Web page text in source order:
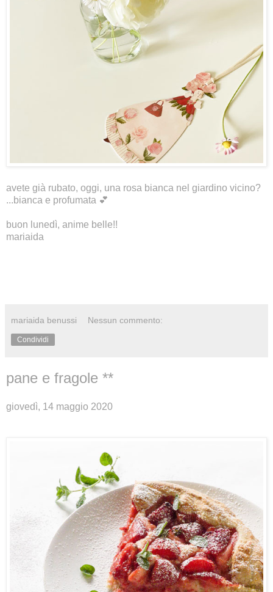
avete già rubato, oggi, una rosa bianca nel giardino vicino?
...bianca e profumata 💕
buon lunedì, anime belle!!
mariaida
mariaida benussi Nessun commento:
Condividi
pane e fragole **
giovedì, 14 maggio 2020